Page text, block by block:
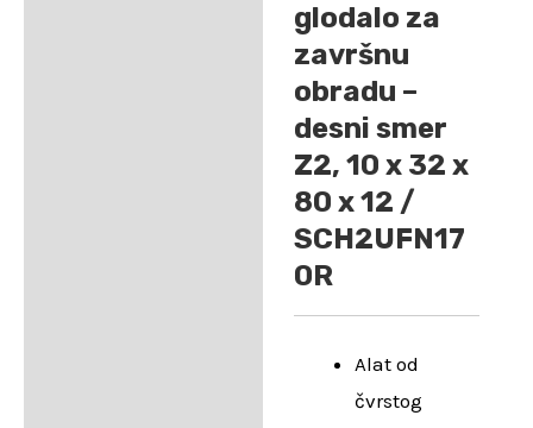
glodalo za
završnu
obradu –
desni smer
Z2, 10 x 32 x
80 x 12 /
SCH2UFN17
0R
Alat od
čvrstog